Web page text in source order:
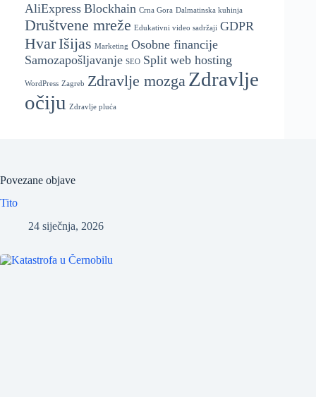
AliExpress Blockhain Crna Gora Dalmatinska kuhinja
Društvene mreže Edukativni video sadržaji GDPR
Hvar Išijas Marketing Osobne financije
Samozapošljavanje SEO Split web hosting
WordPress Zagreb Zdravlje mozga Zdravlje
očiju Zdravlje pluća
Povezane objave
Tito
24 siječnja, 2026